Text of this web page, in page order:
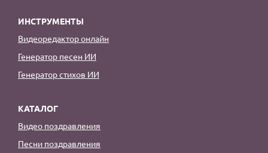
ИНСТРУМЕНТЫ
Видеоредактор онлайн
Генератор песен ИИ
Генератор стихов ИИ
КАТАЛОГ
Видео поздравления
Песни поздравления